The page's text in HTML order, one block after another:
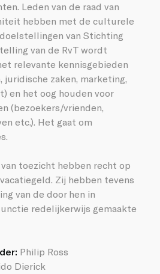
Leden van de raad van
hebben met de culturele
van Stichting
van de RvT wordt
relevante kennisgebieden
juridische zaken, marketing,
en het oog houden voor
(bezoekers/vrienden,
etc.). Het gaat om
toezicht hebben recht op
Zij hebben tevens
van de door hen in
redelijkerwijs gemaakte
Philip Ross
Dierick